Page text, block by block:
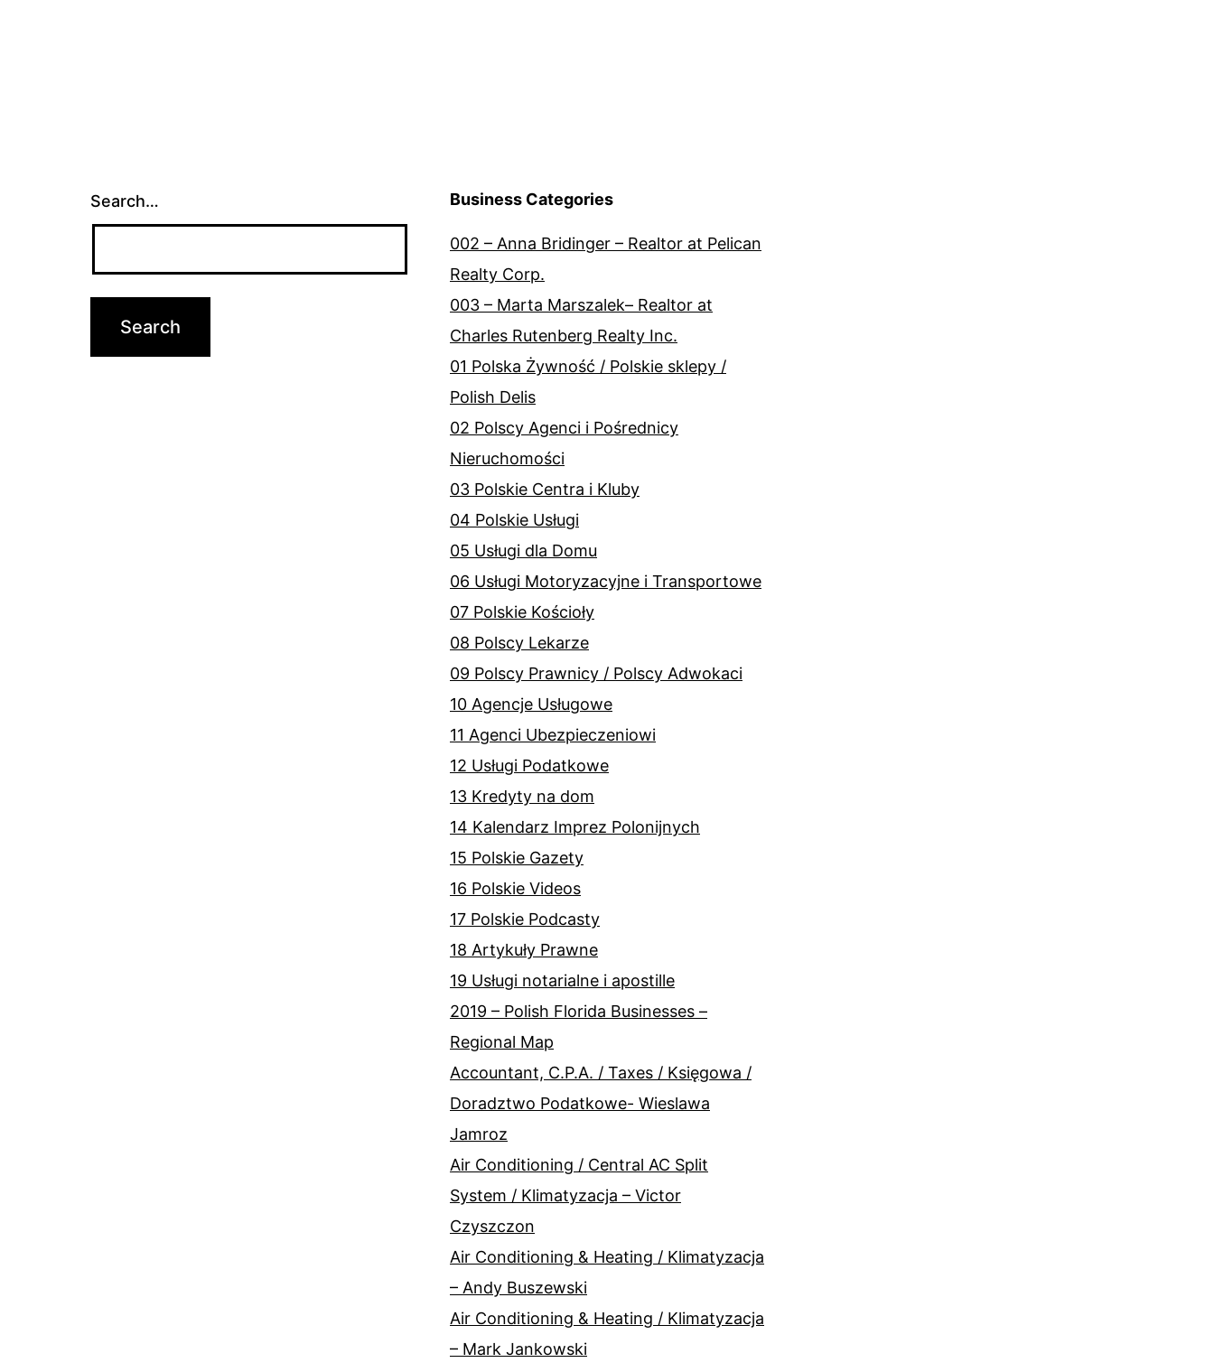
Search… Business Categories
002 – Anna Bridinger – Realtor at Pelican
Realty Corp.
003 – Marta Marszalek– Realtor at
Charles Rutenberg Realty Inc.
01 Polska Żywność / Polskie sklepy /
Polish Delis
02 Polscy Agenci i Pośrednicy
Nieruchomości
03 Polskie Centra i Kluby
04 Polskie Usługi
05 Usługi dla Domu
06 Usługi Motoryzacyjne i Transportowe
07 Polskie Kościoły
08 Polscy Lekarze
09 Polscy Prawnicy / Polscy Adwokaci
10 Agencje Usługowe
11 Agenci Ubezpieczeniowi
12 Usługi Podatkowe
13 Kredyty na dom
14 Kalendarz Imprez Polonijnych
15 Polskie Gazety
16 Polskie Videos
17 Polskie Podcasty
18 Artykuły Prawne
19 Usługi notarialne i apostille
2019 – Polish Florida Businesses –
Regional Map
Accountant, C.P.A. / Taxes / Księgowa /
Doradztwo Podatkowe- Wieslawa
Jamroz
Air Conditioning / Central AC Split
System / Klimatyzacja – Victor
Czyszczon
Air Conditioning & Heating / Klimatyzacja
– Andy Buszewski
Air Conditioning & Heating / Klimatyzacja
– Mark Jankowski